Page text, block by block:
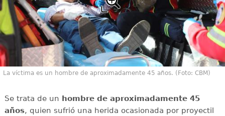
La víctima es un hombre de aproximadamente 45 años. (Foto: CBM)
Se trata de un hombre de aproximadamente 45
años, quien sufrió una herida ocasionada por proyectil